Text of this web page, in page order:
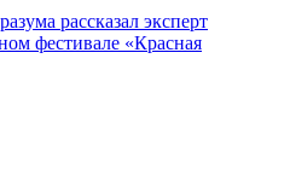
рассказал эксперт
фестивале «Красная